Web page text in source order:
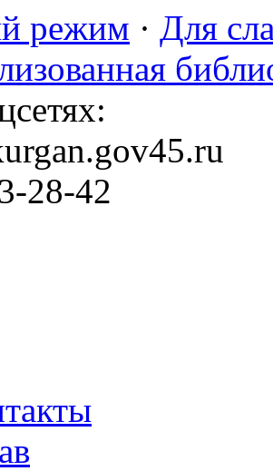
режим · Для
28-42